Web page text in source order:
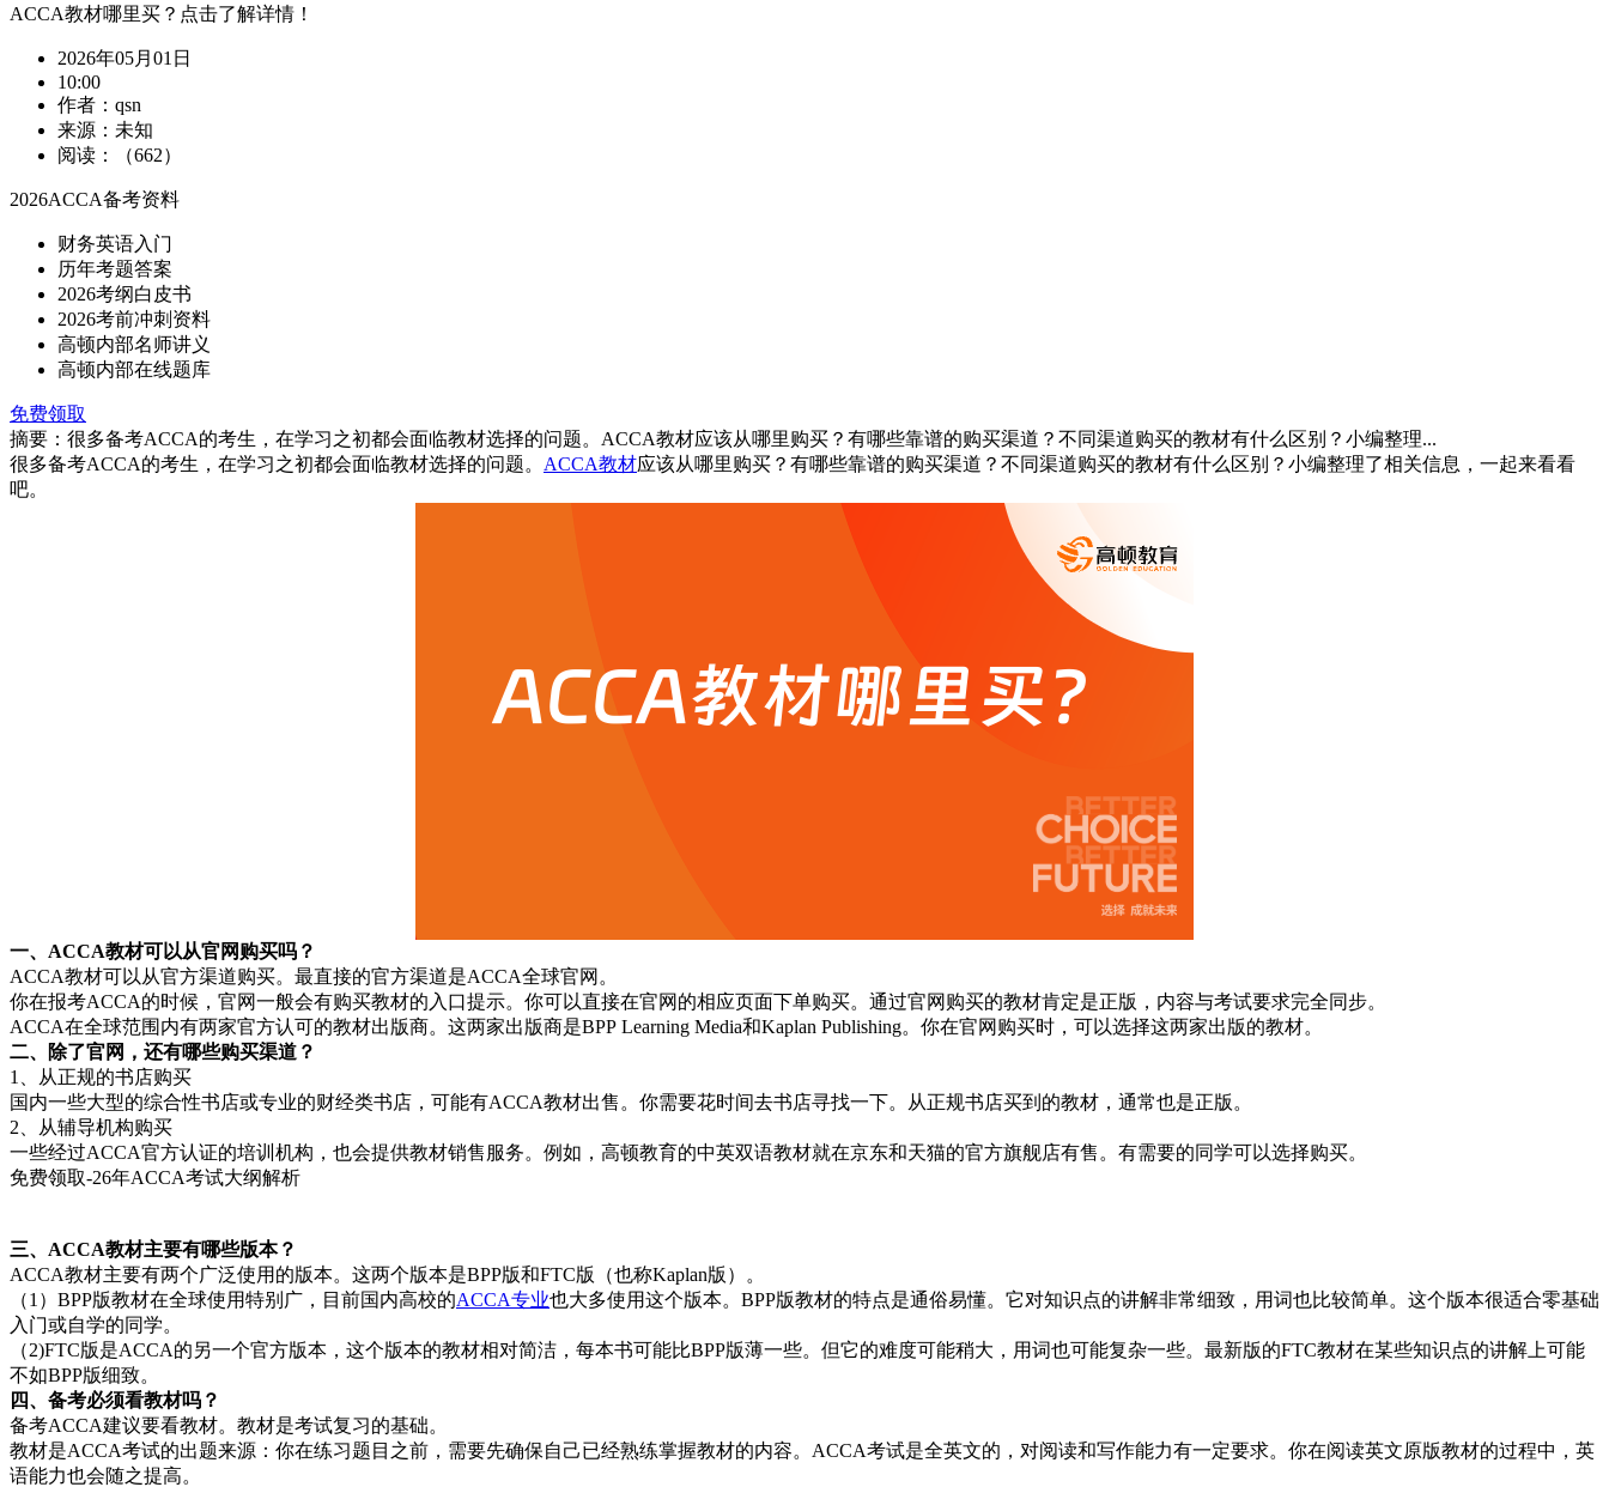
ACCA教材哪里买？点击了解详情！
2026年05月01日
10:00
作者：qsn
来源：未知
阅读：（662）
2026ACCA备考资料
财务英语入门
历年考题答案
2026考纲白皮书
2026考前冲刺资料
高顿内部名师讲义
高顿内部在线题库
免费领取
摘要：很多备考ACCA的考生，在学习之初都会面临教材选择的问题。ACCA教材应该从哪里购买？有哪些靠谱的购买渠道？不同渠道购买的教材有什么区别？小编整理...
很多备考ACCA的考生，在学习之初都会面临教材选择的问题。 ACCA教材应该从哪里购买？有哪些靠谱的购买渠道？不同渠道购买的教材有什么区别？小编整理了相关信息，一起来看看
吧。
一、ACCA教材可以从官网购买吗？
ACCA教材可以从官方渠道购买。最直接的官方渠道是ACCA全球官网。
你在报考ACCA的时候，官网一般会有购买教材的入口提示。你可以直接在官网的相应页面下单购买。通过官网购买的教材肯定是正版，内容与考试要求完全同步。
ACCA在全球范围内有两家官方认可的教材出版商。这两家出版商是BPP Learning Media和Kaplan Publishing。你在官网购买时，可以选择这两家出版的教材。
二、除了官网，还有哪些购买渠道？
1、从正规的书店购买
国内一些大型的综合性书店或专业的财经类书店，可能有ACCA教材出售。你需要花时间去书店寻找一下。从正规书店买到的教材，通常也是正版。
2、从辅导机构购买
一些经过ACCA官方认证的培训机构，也会提供教材销售服务。例如，高顿教育的中英双语教材就在京东和天猫的官方旗舰店有售。有需要的同学可以选择购买。
免费领取-26年ACCA考试大纲解析
三、ACCA教材主要有哪些版本？
ACCA教材主要有两个广泛使用的版本。这两个版本是BPP版和FTC版（也称Kaplan版）。
（1）BPP版教材在全球使用特别广，目前国内高校的ACCA专业也大多使用这个版本。BPP版教材的特点是通俗易懂。它对知识点的讲解非常细致，用词也比较简单。这个版本很适合零基础
入门或自学的同学。
（2)FTC版是ACCA的另一个官方版本，这个版本的教材相对简洁，每本书可能比BPP版薄一些。但它的难度可能稍大，用词也可能复杂一些。最新版的FTC教材在某些知识点的讲解上可能
不如BPP版细致。
四、备考必须看教材吗？
备考ACCA建议要看教材。教材是考试复习的基础。
教材是ACCA考试的出题来源：你在练习题目之前，需要先确保自己已经熟练掌握教材的内容。ACCA考试是全英文的，对阅读和写作能力有一定要求。你在阅读英文原版教材的过程中，英
语能力也会随之提高。